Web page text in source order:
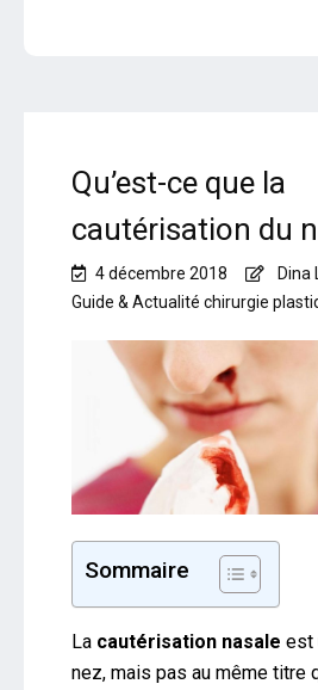
Qu’est-ce que la
cautérisation du
4 décembre 2018
Dina
Guide & Actualité chirurgie
Sommaire
La cautérisation nasale est
nez, mais pas au même titre